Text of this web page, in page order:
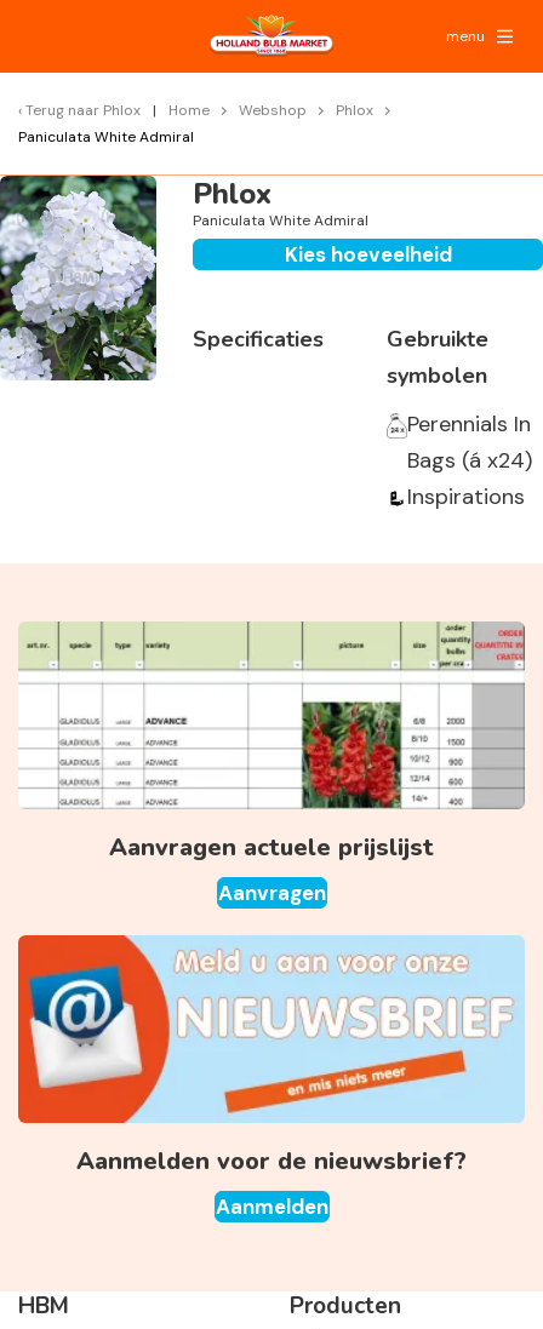
menu
Terug naar Phlox Home Webshop
Phlox
Paniculata White Admiral
Phlox
Paniculata White Admiral
Kies hoeveelheid
Specificaties
Gebruikte
symbolen
Perennials In
Bags (á x24)
Inspirations
Aanvragen actuele prijslijst
Aanvragen
Aanmelden voor de nieuwsbrief?
Aanmelden
HBM Producten